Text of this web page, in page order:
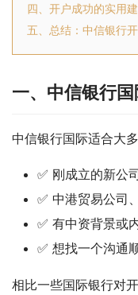
四、开户成功的实用
五、总结：中信银行
一、中信银行
中信银行国际适合大
✅ 刚成立的新公
✅ 中港贸易公司
✅ 有中资背景或
✅ 想找一个沟通
相比一些国际银行对